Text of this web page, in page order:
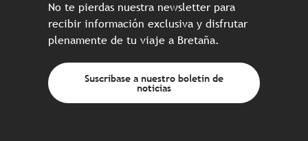
No te pierdas nuestra newsletter para
recibir información exclusiva y disfrutar
plenamente de tu viaje a Bretaña.
Suscríbase a nuestro boletín de
noticias